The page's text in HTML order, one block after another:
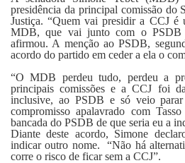
presidência da principal comissão do
Justiça. “Quem vai presidir a CCJ é
MDB, que vai junto com o PSDB
afirmou. A menção ao PSDB,
acordo do partido em ceder a ela o
“O MDB perdeu tudo, perdeu a
principais comissões e a CCJ foi
inclusive, ao PSDB e só veio
compromisso apalavrado com
bancada do PSDB de que seria eu a
Diante deste acordo, Simone
indicar outro nome. “Não há
corre o risco de ficar sem a CCJ”.